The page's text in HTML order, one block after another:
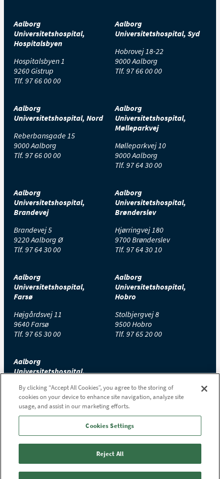
Aalborg
Universitetshospital,
Hospitalsbyen
Hospitalsbyen 1
9260 Gistrup
Tlf. 97 66 00 00
Aalborg
Universitetshospital, Syd
Hobrovej 18-22
9000 Aalborg
Tlf. 97 66 00 00
Aalborg
Universitetshospital, Nord
Reberbansgade 15
9000 Aalborg
Tlf. 97 66 00 00
Aalborg
Universitetshospital,
Mølleparkvej
Mølleparkvej 10
9000 Aalborg
Tlf. 97 64 30 00
Aalborg
Universitetshospital,
Brandevej
Brandevej 5
9220 Aalborg Ø
Tlf. 97 64 30 00
Aalborg
Universitetshospital,
Brønderslev
Hjørringvej 180
9700 Brønderslev
Tlf. 97 64 30 10
Aalborg
Universitetshospital,
Farsø
Højgårdsvej 11
9640 Farsø
Tlf. 97 65 30 00
Aalborg
Universitetshospital,
Hobro
Stolbjergvej 8
9500 Hobro
Tlf. 97 65 20 00
Aalborg
Universitetshospital,
Højtoftevej 2
7700 Thisted
Tlf.97 65 00 00
By clicking “Accept All Cookies”, you agree to the storing of
cookies on your device to enhance site navigation, analyze site
usage, and assist in our marketing efforts.
Cookies Settings
Reject All